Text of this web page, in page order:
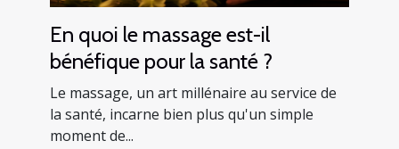
En quoi le massage est-il
bénéfique pour la santé ?
Le massage, un art millénaire au service de
la santé, incarne bien plus qu'un simple
moment de...